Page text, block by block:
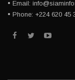
• Email:
• Phone: +224 620 45